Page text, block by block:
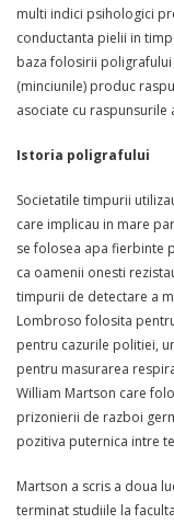
multi indici psihologici
conductanta pielii in
baza folosirii
(minciunile) produc
asociate cu raspunsurile
Istoria poligrafului
Societatile timpurii
care implicau in mare
se folosea apa fierbinte
ca oamenii onesti
timpurii de detectare a
Lombroso folosita
pentru cazurile politiei,
pentru masurarea
William Martson care
prizonierii de razboi
pozitiva puternica intre
Martson a scris a doua
terminat studiile la